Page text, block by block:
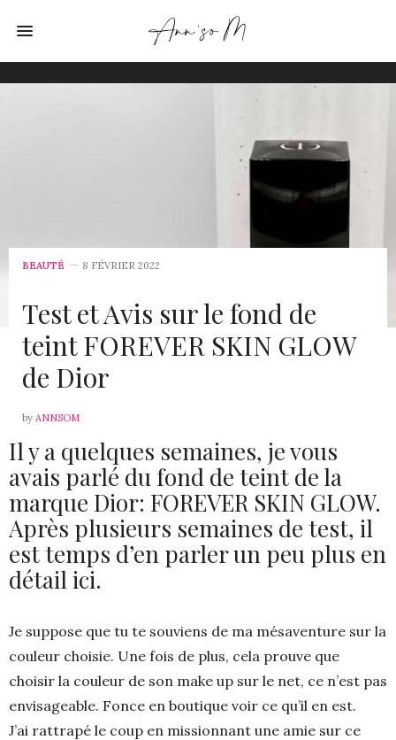
BEAUTÉ 8 FÉVRIER 2022
Test et Avis sur le fond de
teint FOREVER SKIN GLOW
de Dior
by ANNSOM
Il y a quelques semaines, je vous
avais parlé du fond de teint de la
marque Dior: FOREVER SKIN GLOW.
Après plusieurs semaines de test, il
est temps d’en parler un peu plus en
détail ici.
Je suppose que tu te souviens de ma mésaventure sur la
couleur choisie. Une fois de plus, cela prouve que
choisir la couleur de son make up sur le net, ce n’est pas
envisageable. Fonce en boutique voir ce qu’il en est.
J’ai rattrapé le coup en missionnant une amie sur ce